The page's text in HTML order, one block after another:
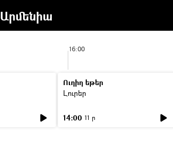
Արմենիա
16:00
Ուղիղ եթեր
Լուրեր
14:00 11 ր